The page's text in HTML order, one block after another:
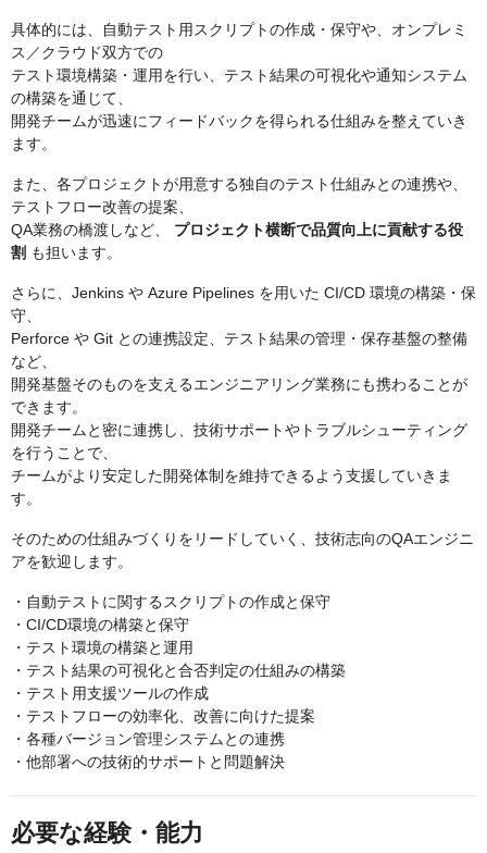
具体的には、自動テスト用スクリプトの作成・保守や、オンプレミ
ス／クラウド双方での
テスト環境構築・運用を行い、テスト結果の可視化や通知システム
の構築を通じて、
開発チームが迅速にフィードバックを得られる仕組みを整えていき
ます。
また、各プロジェクトが用意する独自のテスト仕組みとの連携や、
テストフロー改善の提案、
QA業務の橋渡しなど、 プロジェクト横断で品質向上に貢献する役
割 も担います。
さらに、Jenkins や Azure Pipelines を用いた CI/CD 環境の構築・保
守、
Perforce や Git との連携設定、テスト結果の管理・保存基盤の整備
など、
開発基盤そのものを支えるエンジニアリング業務にも携わることが
できます。
開発チームと密に連携し、技術サポートやトラブルシューティング
を行うことで、
チームがより安定した開発体制を維持できるよう支援していきま
す。
そのための仕組みづくりをリードしていく、技術志向のQAエンジニ
アを歓迎します。
・自動テストに関するスクリプトの作成と保守
・CI/CD環境の構築と保守
・テスト環境の構築と運用
・テスト結果の可視化と合否判定の仕組みの構築
・テスト用支援ツールの作成
・テストフローの効率化、改善に向けた提案
・各種バージョン管理システムとの連携
・他部署への技術的サポートと問題解決
必要な経験・能力